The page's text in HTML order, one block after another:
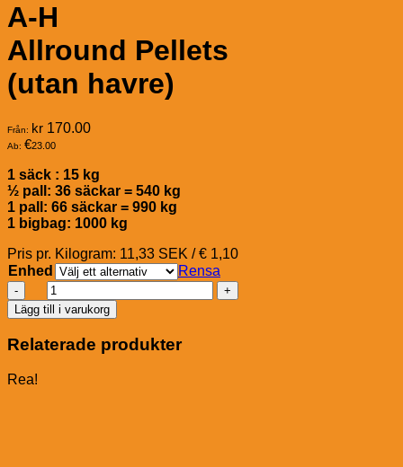
A-H
Allround Pellets
(utan havre)
Från: kr 170.00
Ab: €23.00
1 säck : 15 kg
½ pall: 36 säckar = 540 kg
1 pall: 66 säckar = 990 kg
1 bigbag: 1000 kg
Pris pr. Kilogram: 11,33 SEK / € 1,10
Enhed
Rensa
H
Allround
Pellets
(utan
mängd
Lägg till i varukorg
Relaterade produkter
Rea!